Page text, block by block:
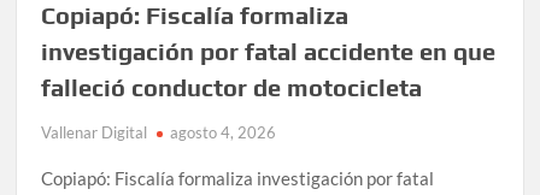
Copiapó: Fiscalía formaliza
investigación por fatal accidente en que
falleció conductor de motocicleta
Vallenar Digital agosto 4, 2026
Copiapó: Fiscalía formaliza investigación por fatal